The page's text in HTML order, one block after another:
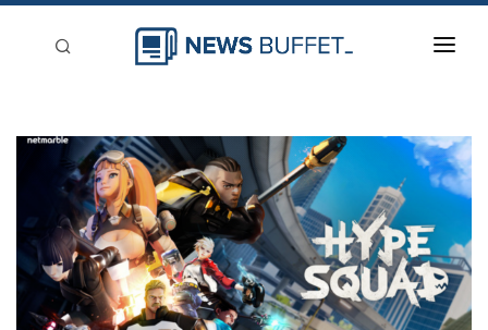
新聞稿分類
登入
刊登